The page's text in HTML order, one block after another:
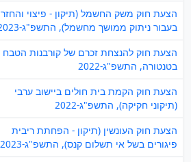
הצעת חוק משק החשמל (תיקון - פיצוי והחזר
בעבור ניתוק ממושך מחשמל), התשפ"ג-2023
הצעת חוק להנצחת זכרם של קורבנות הטבח
בטנטורה, התשפ"ג-2022
הצעת חוק הקמת בית חולים ביישוב ערבי
(תיקוני חקיקה), התשפ"ג-2022
הצעת חוק העונשין (תיקון - הפחתת ריבית
פיגורים בשל אי תשלום קנס), התשפ"ג-2023